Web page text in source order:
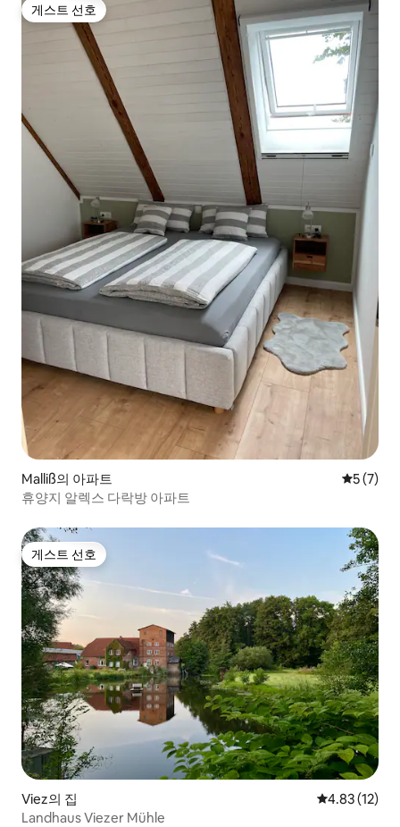
게스트 선호
게스트 선호
Malliß의 아파트 평점 5점
5 (7)
휴양지 알렉스 다락방 아파트
게스트 선호
게스트 선호
Viez의 집 평점 4.83점
4.83 (12)
Landhaus Viezer Mühle